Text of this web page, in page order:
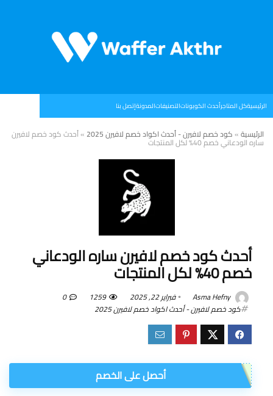
الرئيسيةكل المتاجرأحدث الكوبوناتالتصنيفاتالمدونةإتصل بنا
الرئيسية»كود خصم لافيرن - أحدث اكواد خصم لافيرن 2025 »أحدث كود خصم لافيرن
ساره الودعاني خصم 40% لكل المنتجات
أحدث كود خصم لافيرن ساره الودعاني
خصم 40% لكل المنتجات
Asma Hefny فبراير 22, 2025 1259
0
كود خصم لافيرن - أحدث اكواد خصم لافيرن 2025
أحصل على الخصم